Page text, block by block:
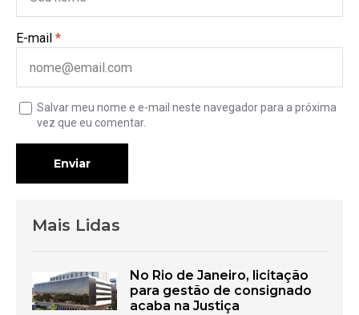
E-mail *
Salvar meu nome e e-mail neste navegador para a próxima
vez que eu comentar.
Enviar
Mais Lidas
No Rio de Janeiro, licitação
para gestão de consignado
acaba na Justiça